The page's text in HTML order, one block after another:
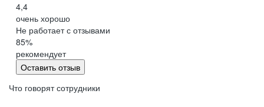
4,4
очень хорошо
Не работает с отзывами
85%
рекомендует
Оставить отзыв
Что говорят сотрудники